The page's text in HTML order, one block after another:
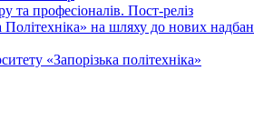
та професіоналів. Пост-реліз
на шляху до нових
«Запорізька політехніка»